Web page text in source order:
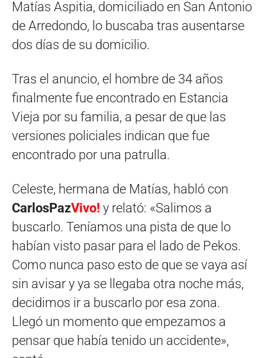
Matías Aspitia, domiciliado en San Antonio
de Arredondo, lo buscaba tras ausentarse
dos días de su domicilio.
Tras el anuncio, el hombre de 34 años
finalmente fue encontrado en Estancia
Vieja por su familia, a pesar de que las
versiones policiales indican que fue
encontrado por una patrulla.
Celeste, hermana de Matías, habló con
CarlosPazVivo! y relató: «Salimos a
buscarlo. Teníamos una pista de que lo
habían visto pasar para el lado de Pekos.
Como nunca paso esto de que se vaya así
sin avisar y ya se llegaba otra noche más,
decidimos ir a buscarlo por esa zona.
Llegó un momento que empezamos a
pensar que había tenido un accidente»,